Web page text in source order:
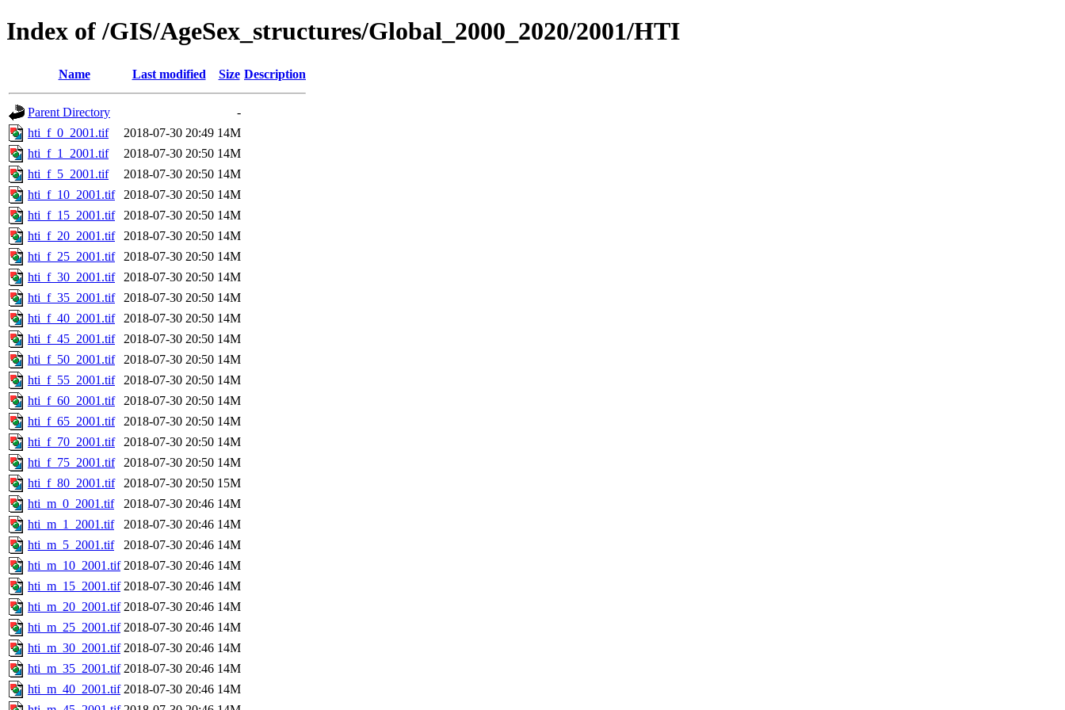
Index of /GIS/AgeSex_structures/Global_2000_2020/2001/HTI
Name Last modified Size Description
Parent Directory
-
hti_f_0_2001.tif
2018-07-30 20:49 14M
hti_f_1_2001.tif
2018-07-30 20:50 14M
hti_f_5_2001.tif
2018-07-30 20:50 14M
hti_f_10_2001.tif
2018-07-30 20:50 14M
hti_f_15_2001.tif
2018-07-30 20:50 14M
hti_f_20_2001.tif
2018-07-30 20:50 14M
hti_f_25_2001.tif
2018-07-30 20:50 14M
hti_f_30_2001.tif
2018-07-30 20:50 14M
hti_f_35_2001.tif
2018-07-30 20:50 14M
hti_f_40_2001.tif
2018-07-30 20:50 14M
hti_f_45_2001.tif
2018-07-30 20:50 14M
hti_f_50_2001.tif
2018-07-30 20:50 14M
hti_f_55_2001.tif
2018-07-30 20:50 14M
hti_f_60_2001.tif
2018-07-30 20:50 14M
hti_f_65_2001.tif
2018-07-30 20:50 14M
hti_f_70_2001.tif
2018-07-30 20:50 14M
hti_f_75_2001.tif
2018-07-30 20:50 14M
hti_f_80_2001.tif
2018-07-30 20:50 15M
hti_m_0_2001.tif
2018-07-30 20:46 14M
hti_m_1_2001.tif
2018-07-30 20:46 14M
hti_m_5_2001.tif
2018-07-30 20:46 14M
hti_m_10_2001.tif 2018-07-30 20:46 14M
hti_m_15_2001.tif 2018-07-30 20:46 14M
hti_m_20_2001.tif 2018-07-30 20:46 14M
hti_m_25_2001.tif 2018-07-30 20:46 14M
hti_m_30_2001.tif 2018-07-30 20:46 14M
hti_m_35_2001.tif 2018-07-30 20:46 14M
hti_m_40_2001.tif 2018-07-30 20:46 14M